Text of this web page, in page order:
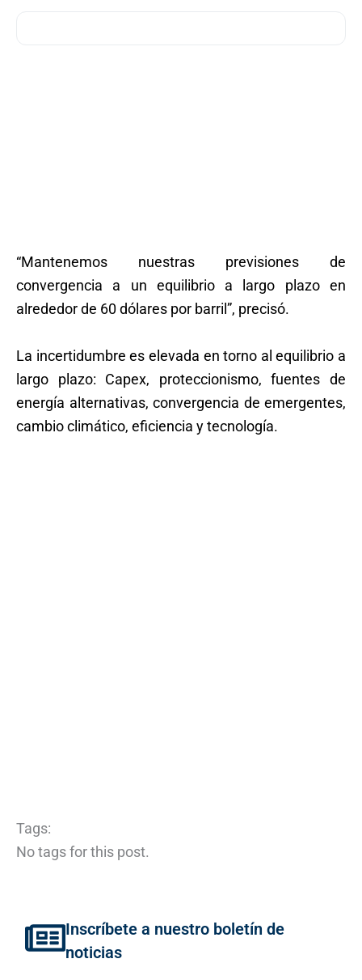
“Mantenemos nuestras previsiones de
convergencia a un equilibrio a largo plazo en
alrededor de 60 dólares por barril”, precisó.
La incertidumbre es elevada en torno al equilibrio a
largo plazo: Capex, proteccionismo, fuentes de
energía alternativas, convergencia de emergentes,
cambio climático, eficiencia y tecnología.
Tags:
No tags for this post.
Inscríbete a nuestro boletín de
noticias